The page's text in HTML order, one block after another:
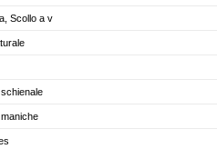
Scollo a v